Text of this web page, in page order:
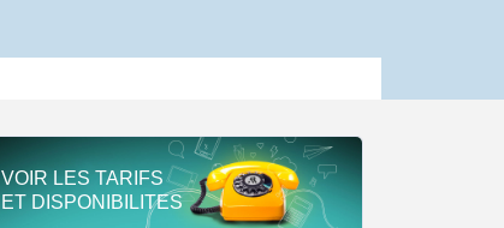
VOIR LES TARIFS
ET DISPONIBILITES